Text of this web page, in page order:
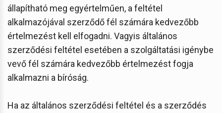
állapítható meg egyértelműen, a feltétel
alkalmazójával szerződő fél számára kedvezőbb
értelmezést kell elfogadni. Vagyis általános
szerződési feltétel esetében a szolgáltatási igénybe
vevő fél számára kedvezőbb értelmezést fogja
alkalmazni a bíróság.
Ha az általános szerződési feltétel és a szerződés